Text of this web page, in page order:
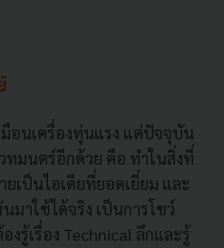
อนเครื่องทุ่นแรง แต่ปัจจุบัน
ทมนตร์อีกด้วย คือ ทำในสิ่งที่
เป็นไอเดียที่ยอดเยี่ยม และ
าใช้ได้จริง เป็นการโชว์
รู้เรื่อง Technical ลึกและรู้